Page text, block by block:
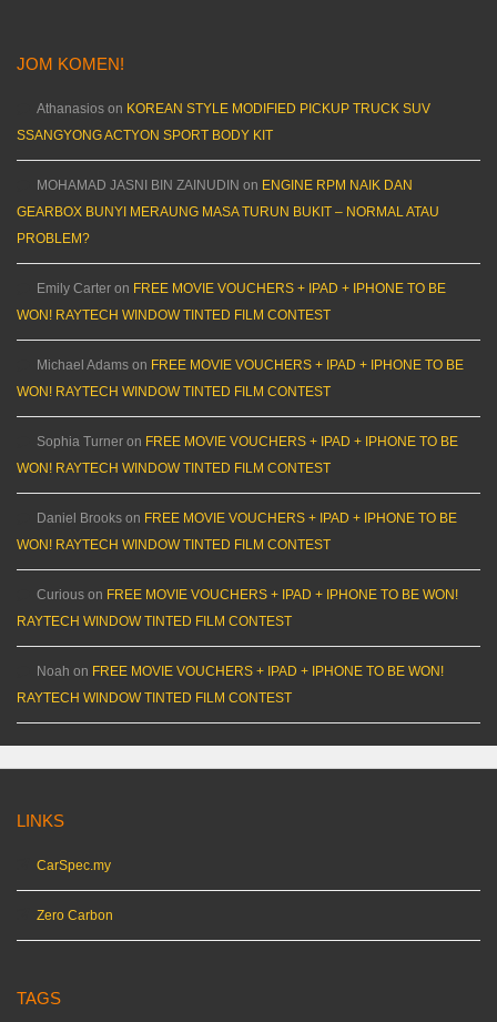
JOM KOMEN!
Athanasios on KOREAN STYLE MODIFIED PICKUP TRUCK SUV
SSANGYONG ACTYON SPORT BODY KIT
MOHAMAD JASNI BIN ZAINUDIN on ENGINE RPM NAIK DAN
GEARBOX BUNYI MERAUNG MASA TURUN BUKIT – NORMAL ATAU
PROBLEM?
Emily Carter on FREE MOVIE VOUCHERS + IPAD + IPHONE TO BE
WON! RAYTECH WINDOW TINTED FILM CONTEST
Michael Adams on FREE MOVIE VOUCHERS + IPAD + IPHONE TO BE
WON! RAYTECH WINDOW TINTED FILM CONTEST
Sophia Turner on FREE MOVIE VOUCHERS + IPAD + IPHONE TO BE
WON! RAYTECH WINDOW TINTED FILM CONTEST
Daniel Brooks on FREE MOVIE VOUCHERS + IPAD + IPHONE TO BE
WON! RAYTECH WINDOW TINTED FILM CONTEST
Curious on FREE MOVIE VOUCHERS + IPAD + IPHONE TO BE WON!
RAYTECH WINDOW TINTED FILM CONTEST
Noah on FREE MOVIE VOUCHERS + IPAD + IPHONE TO BE WON!
RAYTECH WINDOW TINTED FILM CONTEST
LINKS
CarSpec.my
Zero Carbon
TAGS